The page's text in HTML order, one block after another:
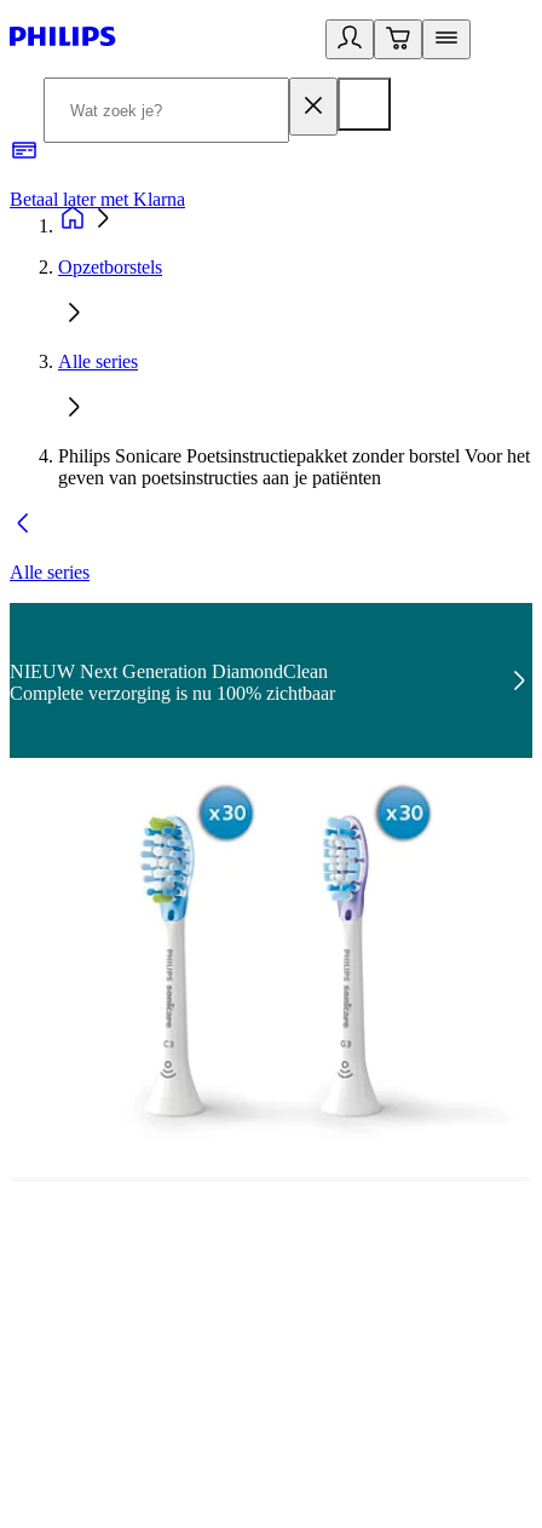
Betaal later met Klarna
Opzetborstels
Alle series
Philips Sonicare Poetsinstructiepakket zonder borstel Voor het
geven van poetsinstructies aan je patiënten
Alle series
NIEUW Next Generation DiamondClean
Complete verzorging is nu 100% zichtbaar